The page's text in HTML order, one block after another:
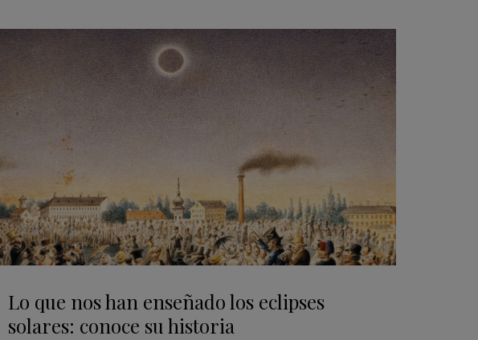
Lo que nos han enseñado los eclipses
solares: conoce su historia